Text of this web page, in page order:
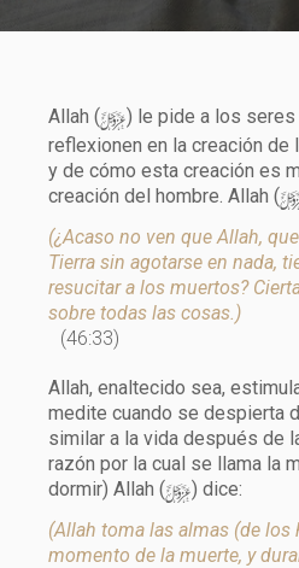
Allah (y) le pide a los seres
reflexionen en la creación
y de cómo esta creación es
creación del hombre. Allah (
(¿Acaso no ven que Allah,
Tierra sin agotarse en nada,
resucitar a los muertos?
sobre todas las cosas.)
(46:33)
Allah, enaltecido sea,
medite cuando se despierta
similar a la vida después de
razón por la cual se llama la
dormir) Allah (y) dice:
(Allah toma las almas (de los
momento de la muerte, y